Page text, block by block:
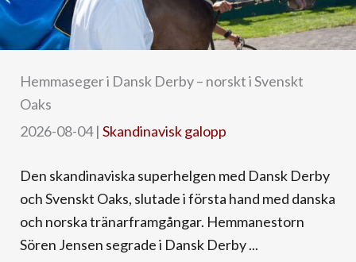
Hemmaseger i Dansk Derby – norskt i Svenskt
Oaks
2026-08-04| Skandinavisk galopp
Den skandinaviska superhelgen med Dansk Derby
och Svenskt Oaks, slutade i första hand med danska
och norska tränarframgångar. Hemmanestorn
Sören Jensen segrade i Dansk Derby ...